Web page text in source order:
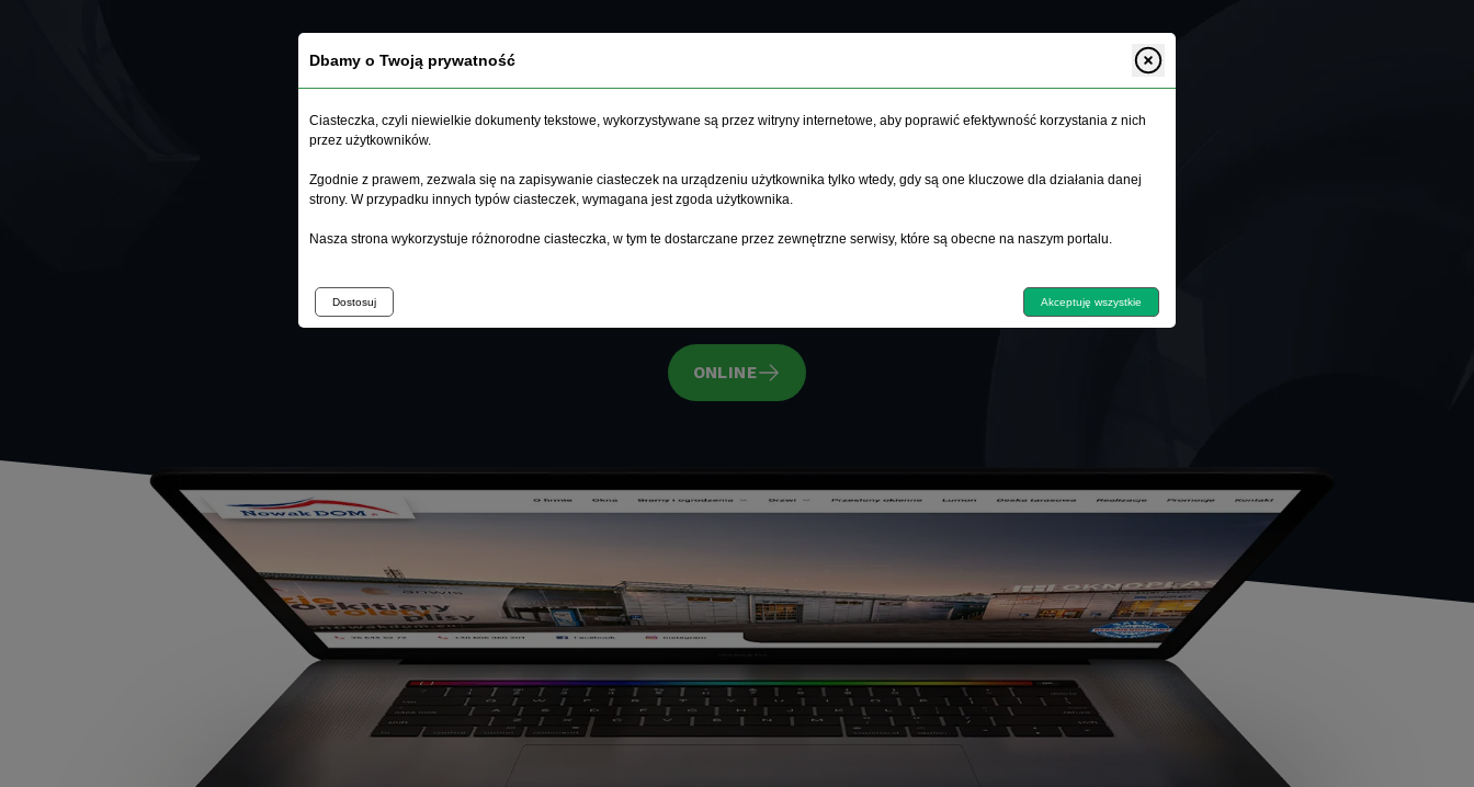
Nowak Dom.
ONLINE
Dbamy o Twoją prywatność
Ciasteczka, czyli niewielkie dokumenty tekstowe, wykorzystywane są przez witryny internetowe, aby poprawić efektywność korzystania z nich
przez użytkowników.
Zgodnie z prawem, zezwala się na zapisywanie ciasteczek na urządzeniu użytkownika tylko wtedy, gdy są one kluczowe dla działania danej
strony. W przypadku innych typów ciasteczek, wymagana jest zgoda użytkownika.
Nasza strona wykorzystuje różnorodne ciasteczka, w tym te dostarczane przez zewnętrzne serwisy, które są obecne na naszym portalu.
Dostosuj Akceptuję wszystkie